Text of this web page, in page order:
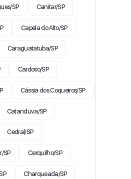
SP Canitar/SP
Capela do Alto/SP
Caraguatatuba/SP
Cardoso/SP
Cássia dos Coqueiros/SP
Catanduva/SP
Cedral/SP
SP Cerquilho/SP
Charqueada/SP